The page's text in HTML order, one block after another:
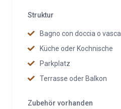
Struktur
Bagno con doccia o vasca
Küche oder Kochnische
Parkplatz
Terrasse oder Balkon
Zubehör vorhanden